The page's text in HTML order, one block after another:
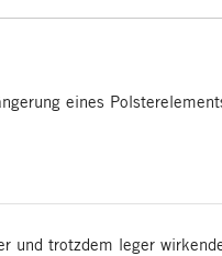
eines
und trotzdem leger